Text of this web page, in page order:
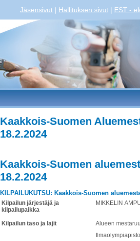
Jäsensivut | Hallituksen sivut | EST -
Kaakkois-Suomen
18.2.2024
Kaakkois-Suomen
18.2.2024
KILPAILUKUTSU: Kaakkois-Suomen
Kilpailun järjestäjä ja
kilpailupaikka
MIKKELIN
Kilpailun taso ja lajit
Alueen